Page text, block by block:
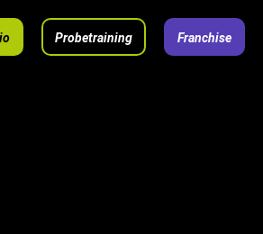
Probetraining Franchise